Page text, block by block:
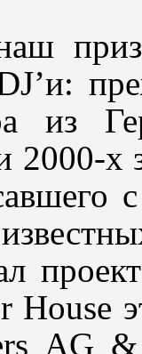
и:
из
2000-х
House
AG